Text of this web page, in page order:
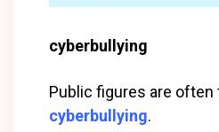
cyberbullying
Public figures are often
cyberbullying.